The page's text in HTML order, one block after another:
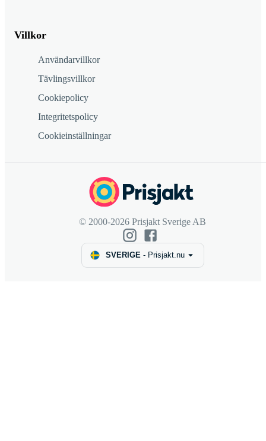
Villkor
Användarvillkor
Tävlingsvillkor
Cookiepolicy
Integritetspolicy
Cookieinställningar
© 2000-2026 Prisjakt Sverige AB
SVERIGE- Prisjakt.nu